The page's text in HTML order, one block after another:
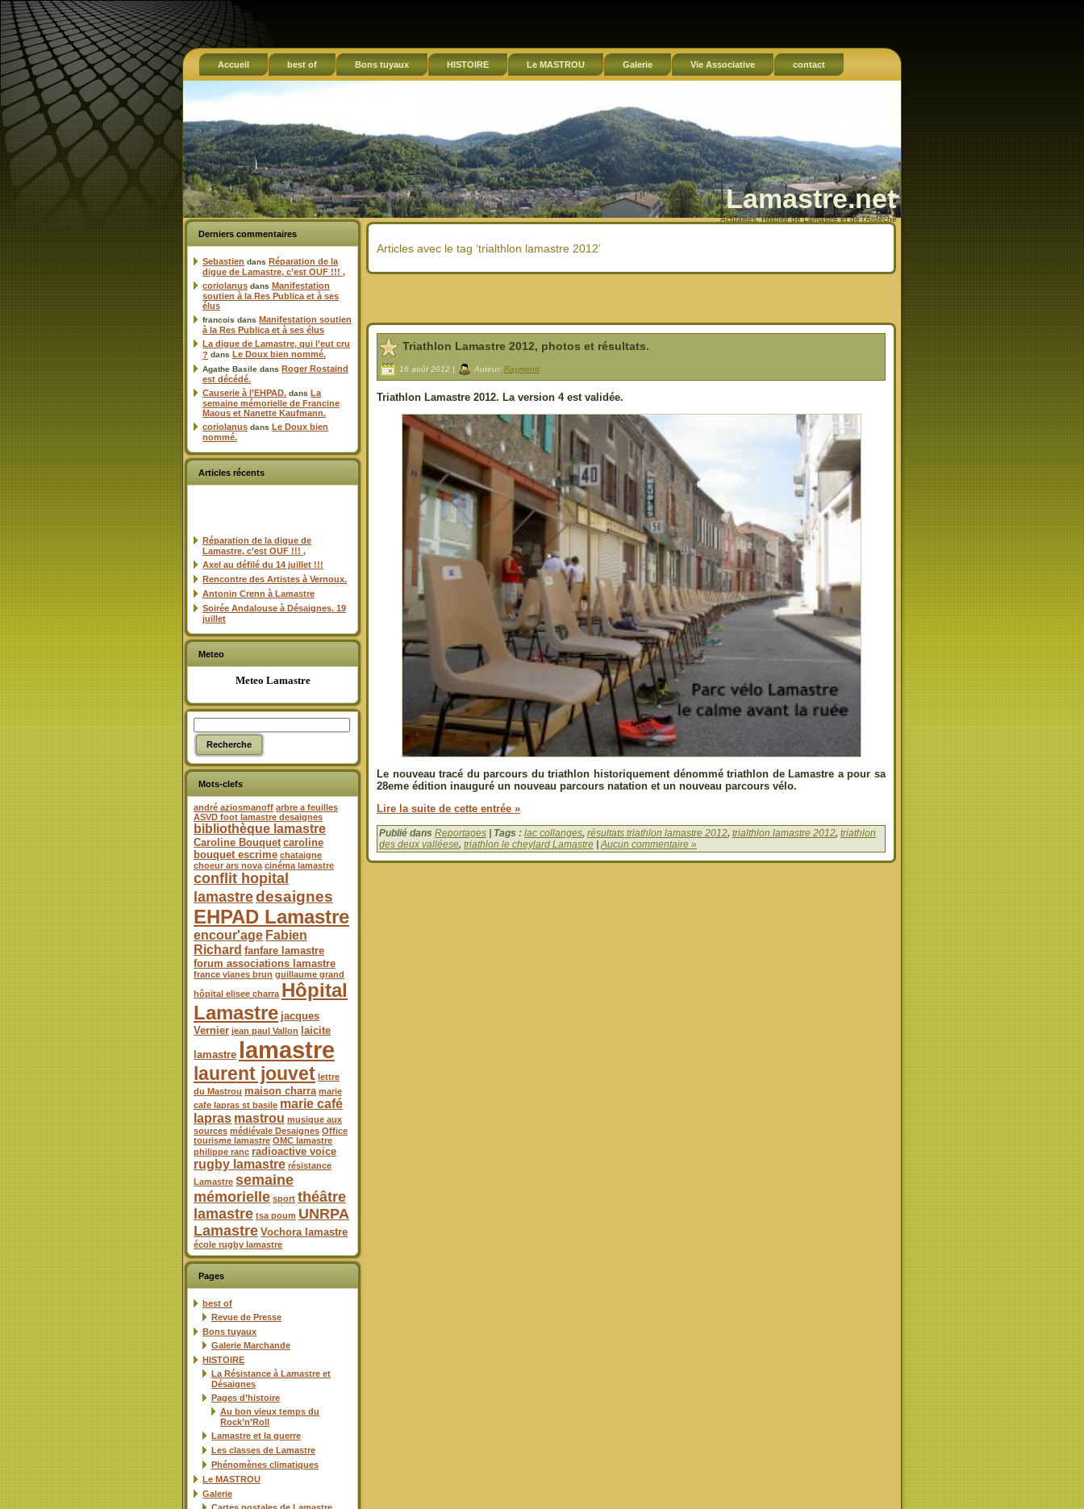
Accueil best of Bons tuyaux HISTOIRE Le MASTROU Galerie Vie Associative contact
Lamastre.net
Actualités, Histoire de Lamastre et de l'Ardèche
Derniers commentaires
Sebastien dans Réparation de la
digue de Lamastre, c’est OUF !!! ,
coriolanus dans Manifestation
soutien à la Res Publica et à ses
élus
francois dans Manifestation soutien
à la Res Publica et à ses élus
La digue de Lamastre, qui l’eut cru
? dans Le Doux bien nommé.
Agathe Basile dans Roger Rostaind
est décédé.
Causerie à l’EHPAD. dans La
semaine mémorielle de Francine
Maous et Nanette Kaufmann.
coriolanus dans Le Doux bien
nommé.
Articles récents
Réparation de la digue de
Lamastre, c’est OUF !!! ,
Axel au défilé du 14 juillet !!!
Rencontre des Artistes à Vernoux.
Antonin Crenn à Lamastre
Soirée Andalouse à Désaignes. 19
juillet
Meteo
Meteo Lamastre
Mots-clefs
andré aziosmanoff arbre a feuilles
ASVD foot lamastre desaignes
bibliothèque lamastre
Caroline Bouquet caroline
bouquet escrime chataigne
choeur ars nova cinéma lamastre
conflit hopital
lamastredesaignes
EHPAD Lamastre
encour'age Fabien
Richard fanfare lamastre
forum associations lamastre
france vianes brun guillaume grand
hôpital elisee charra Hôpital
Lamastre jacques
Vernier jean paul Vallon
laicite
lamastre lamastre
laurent jouvet lettre
du Mastrou maison charra marie
cafe lapras st basile marie café
lapras mastrou musique aux
sources médiévale Desaignes Office
tourisme lamastre OMC lamastre
philippe ranc radioactive voice
rugby lamastre résistance
Lamastre semaine
mémorielle sport théâtre
lamastre tsa poum UNRPA
Lamastre Vochora lamastre
école rugby lamastre
Pages
best of
Revue de Presse
Bons tuyaux
Galerie Marchande
HISTOIRE
La Résistance à Lamastre et
Désaignes
Pages d’histoire
Au bon vieux temps du
Rock’n’Roll
Lamastre et la guerre
Les classes de Lamastre
Phénomènes climatiques
Le MASTROU
Galerie
Articles avec le tag ‘trialthlon lamastre 2012’
Triathlon Lamastre 2012, photos et résultats.
16 août 2012 | Auteur: Raymond
Triathlon Lamastre 2012. La version 4 est validée.
Le nouveau tracé du parcours du triathlon historiquement dénommé triathlon de Lamastre a pour sa
28eme édition inauguré un nouveau parcours natation et un nouveau parcours vélo.
Lire la suite de cette entrée »
Publié dans Reportages | Tags : lac collanges, résultats triathlon lamastre 2012, trialthlon lamastre 2012, triathlon
des deux valléese, triathlon le cheylard Lamastre |Aucun commentaire »